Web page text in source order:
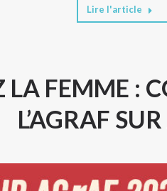
Lire l'article
LA FEMME :
L’AGRAF